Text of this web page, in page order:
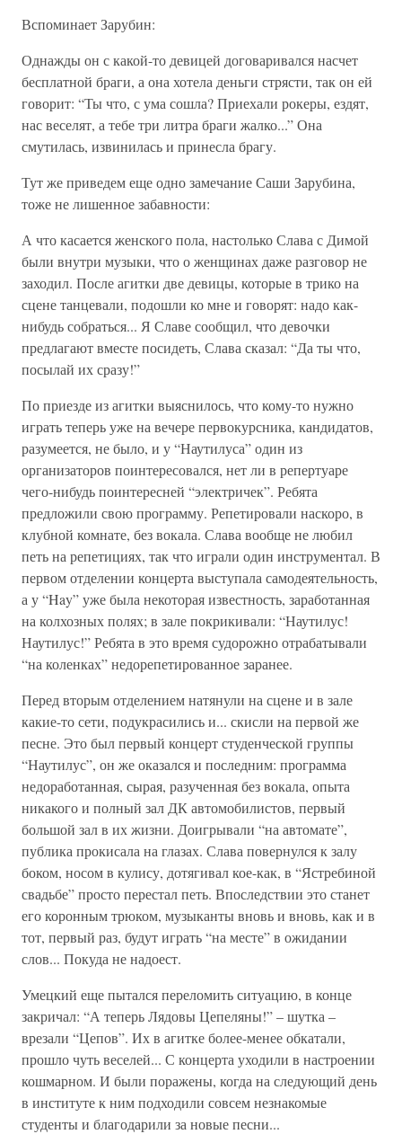
Вспоминает Зарубин:
Однажды он с какой-то девицей договаривался насчет
бесплатной браги, а она хотела деньги стрясти, так он ей
говорит: “Ты что, с ума сошла? Приехали рокеры, ездят,
нас веселят, а тебе три литра браги жалко...” Она
смутилась, извинилась и принесла брагу.
Тут же приведем еще одно замечание Саши Зарубина,
тоже не лишенное забавности:
А что касается женского пола, настолько Слава с Димой
были внутри музыки, что о женщинах даже разговор не
заходил. После агитки две девицы, которые в трико на
сцене танцевали, подошли ко мне и говорят: надо как-
нибудь собраться... Я Славе сообщил, что девочки
предлагают вместе посидеть, Слава сказал: “Да ты что,
посылай их сразу!”
По приезде из агитки выяснилось, что кому-то нужно
играть теперь уже на вечере первокурсника, кандидатов,
разумеется, не было, и у “Наутилуса” один из
организаторов поинтересовался, нет ли в репертуаре
чего-нибудь поинтересней “электричек”. Ребята
предложили свою программу. Репетировали наскоро, в
клубной комнате, без вокала. Слава вообще не любил
петь на репетициях, так что играли один инструментал. В
первом отделении концерта выступала самодеятельность,
а у “Hay” уже была некоторая известность, заработанная
на колхозных полях; в зале покрикивали: “Наутилус!
Наутилус!” Ребята в это время судорожно отрабатывали
“на коленках” недорепетированное заранее.
Перед вторым отделением натянули на сцене и в зале
какие-то сети, подукрасились и... скисли на первой же
песне. Это был первый концерт студенческой группы
“Наутилус”, он же оказался и последним: программа
недоработанная, сырая, разученная без вокала, опыта
никакого и полный зал ДК автомобилистов, первый
большой зал в их жизни. Доигрывали “на автомате”,
публика прокисала на глазах. Слава повернулся к залу
боком, носом в кулису, дотягивал кое-как, в “Ястребиной
свадьбе” просто перестал петь. Впоследствии это станет
его коронным трюком, музыканты вновь и вновь, как и в
тот, первый раз, будут играть “на месте” в ожидании
слов... Покуда не надоест.
Умецкий еще пытался переломить ситуацию, в конце
закричал: “А теперь Лядовы Цепеляны!” – шутка –
врезали “Цепов”. Их в агитке более-менее обкатали,
прошло чуть веселей... С концерта уходили в настроении
кошмарном. И были поражены, когда на следующий день
в институте к ним подходили совсем незнакомые
студенты и благодарили за новые песни...